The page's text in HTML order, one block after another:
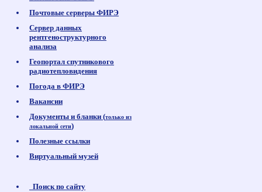
Почтовые серверы ФИРЭ
Сервер данных
рентгеноструктурного
анализа
Геопортал спутникового
радиотепловидения
Погода в ФИРЭ
Вакансии
Документы и бланки (только из
локальной сети)
Полезные ссылки
Виртуальный музей
Поиск по сайту